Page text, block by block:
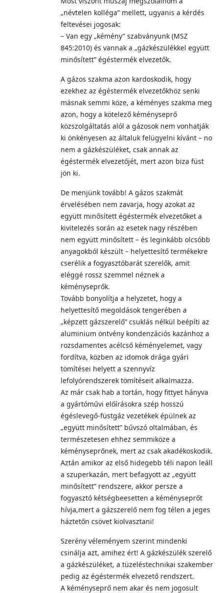
„névtelen kolléga” mellett, ugyanis a kérdés
feltevései jogosak:
– Van egy „kémény” szabványunk (MSZ
845:2010) és vannak a „gázkészülékkel együtt
minősített” égéstermék elvezetők.
A gázos szakma azon kardoskodik, hogy
ezekhez az égéstermék elvezetőkhöz senki
másnak semmi köze, a kéményes szakma meg
azon, hogy a kötelező kéményseprő
közszolgáltatás alól a gázosok nem vonhatják
ki önkényesen az általuk felügyelni kívánt – no
nem a gázkészüléket, csak annak az
égéstermék elvezetőjét, mert azon biza füst
jön ki.
De menjünk tovább! A gázos szakmát
érvelésében nem zavarja, hogy azokat az
együtt minősített égéstermék elvezetőket a
kivitelezés során az esetek nagy részében
nem együtt minősített – és leginkább olcsóbb
anyagokból készült – helyettesítő termékekre
cserélik a fogyasztóbarát szerelők, amit
eléggé rossz szemmel néznek a
kéményseprők.
Tovább bonyolítja a helyzetet, hogy a
helyettesítő megoldások tengerében a
„képzett gázszerelő” csuklás nélkül beépíti az
aluminium öntvény kondenzációs kazánhoz a
rozsdamentes acélcső kéményelemet, vagy
fordítva, közben az idomok drága gyári
tömítései helyett a szennyvíz
lefolyórendszerek tömítéseit alkalmazza.
Az már csak hab a tortán, hogy fittyet hányva
a gyártóművi előírásokra szép hosszú
égéslevegő-füstgáz vezetékek épülnek az
„együtt minősített” bűvszó oltalmában, és
természetesen ehhez semmiköze a
kéményseprőnek, mert az csak akadékoskodik.
Aztán amikor az első hidegebb téli napon leáll
a szuperkazán, mert befagyott az „együtt
minősített” rendszere, akkor persze a
fogyasztó kétségbeesetten a kéményseprőt
hívja,mert a gázszerelő nem fog télen a jeges
háztetőn csövet kiolvasztani!
Szerény véleményem szerint mindenki
csinálja azt, amihez ért! A gázkészülék szerelő
a gázkészüléket, a tüzeléstechnikai szakember
pedig az égéstermék elvezető rendszert.
A kéményseprő nem akar és nem jogosult